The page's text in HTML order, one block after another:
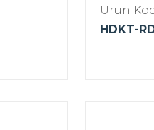
Ürün
HDKT-